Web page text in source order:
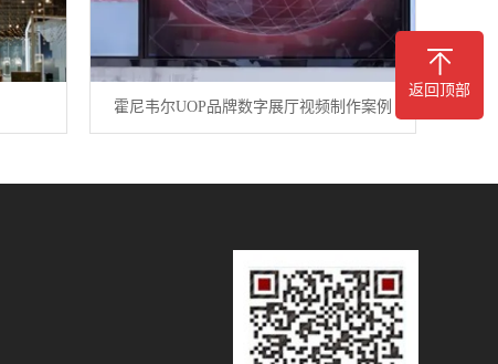
霍尼韦尔UOP品牌数字展厅视频制作案例
返回顶部